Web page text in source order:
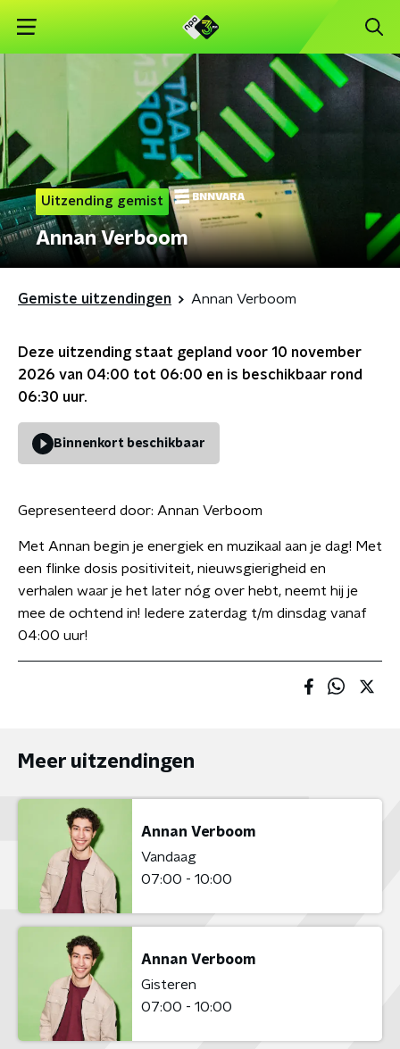
Uitzending gemist
Annan Verboom
Gemiste uitzendingen Annan Verboom
Deze uitzending staat gepland voor 10 november
2026 van 04:00 tot 06:00 en is beschikbaar rond
06:30 uur.
Binnenkort beschikbaar
Gepresenteerd door: Annan Verboom
Met Annan begin je energiek en muzikaal aan je dag! Met
een flinke dosis positiviteit, nieuwsgierigheid en
verhalen waar je het later nóg over hebt, neemt hij je
mee de ochtend in! Iedere zaterdag t/m dinsdag vanaf
04:00 uur!
Meer uitzendingen
Annan Verboom
Vandaag
07:00 - 10:00
Annan Verboom
Gisteren
07:00 - 10:00